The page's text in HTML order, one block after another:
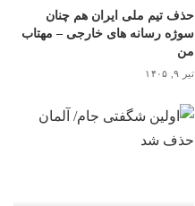
حذف تیم ملی ایران هم چنان
سوژه رسانه های خارجی – مهتاب
من
تیر ۹, ۱۴۰۵